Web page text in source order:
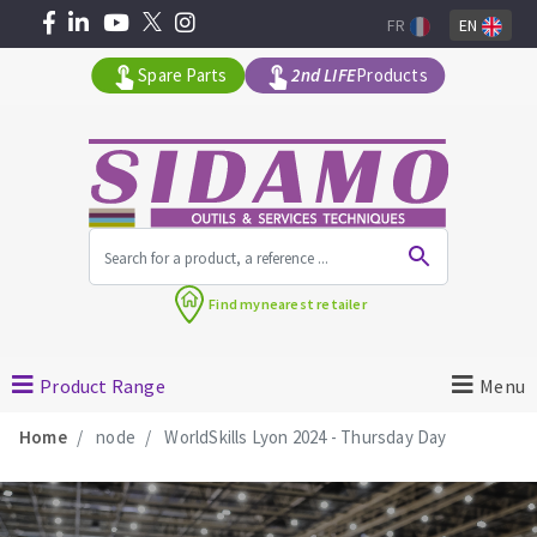
Angle grinders
Petrol saws
core-drilling machines
Spare Parts 2nd LIFEProducts
FR EN
Find mynearest retailer
Product Range Menu
Home node WorldSkills Lyon 2024 - Thursday Day